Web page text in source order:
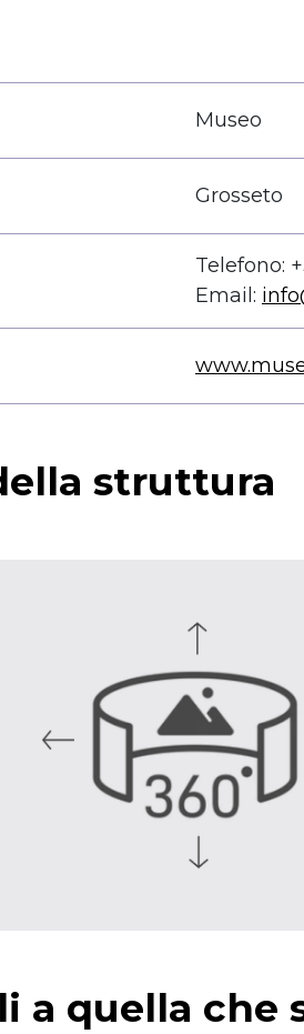
Museo
Grosseto
Telefono:
Email:
struttura
a quella che